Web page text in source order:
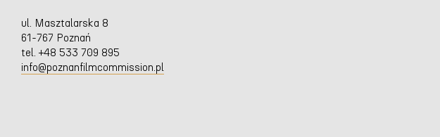
ul. Masztalarska 8
61-767 Poznań
tel. +48 533 709 895
info@poznanfilmcommission.pl